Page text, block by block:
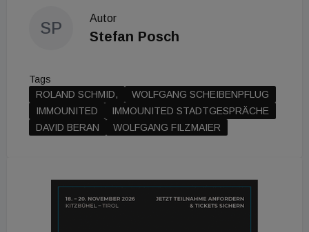
SP
Autor
Stefan Posch
Tags
ROLAND SCHMID,
WOLFGANG SCHEIBENPFLUG
IMMOUNITED
IMMOUNITED STADTGESPRÄCHE
DAVID BERAN
WOLFGANG FILZMAIER